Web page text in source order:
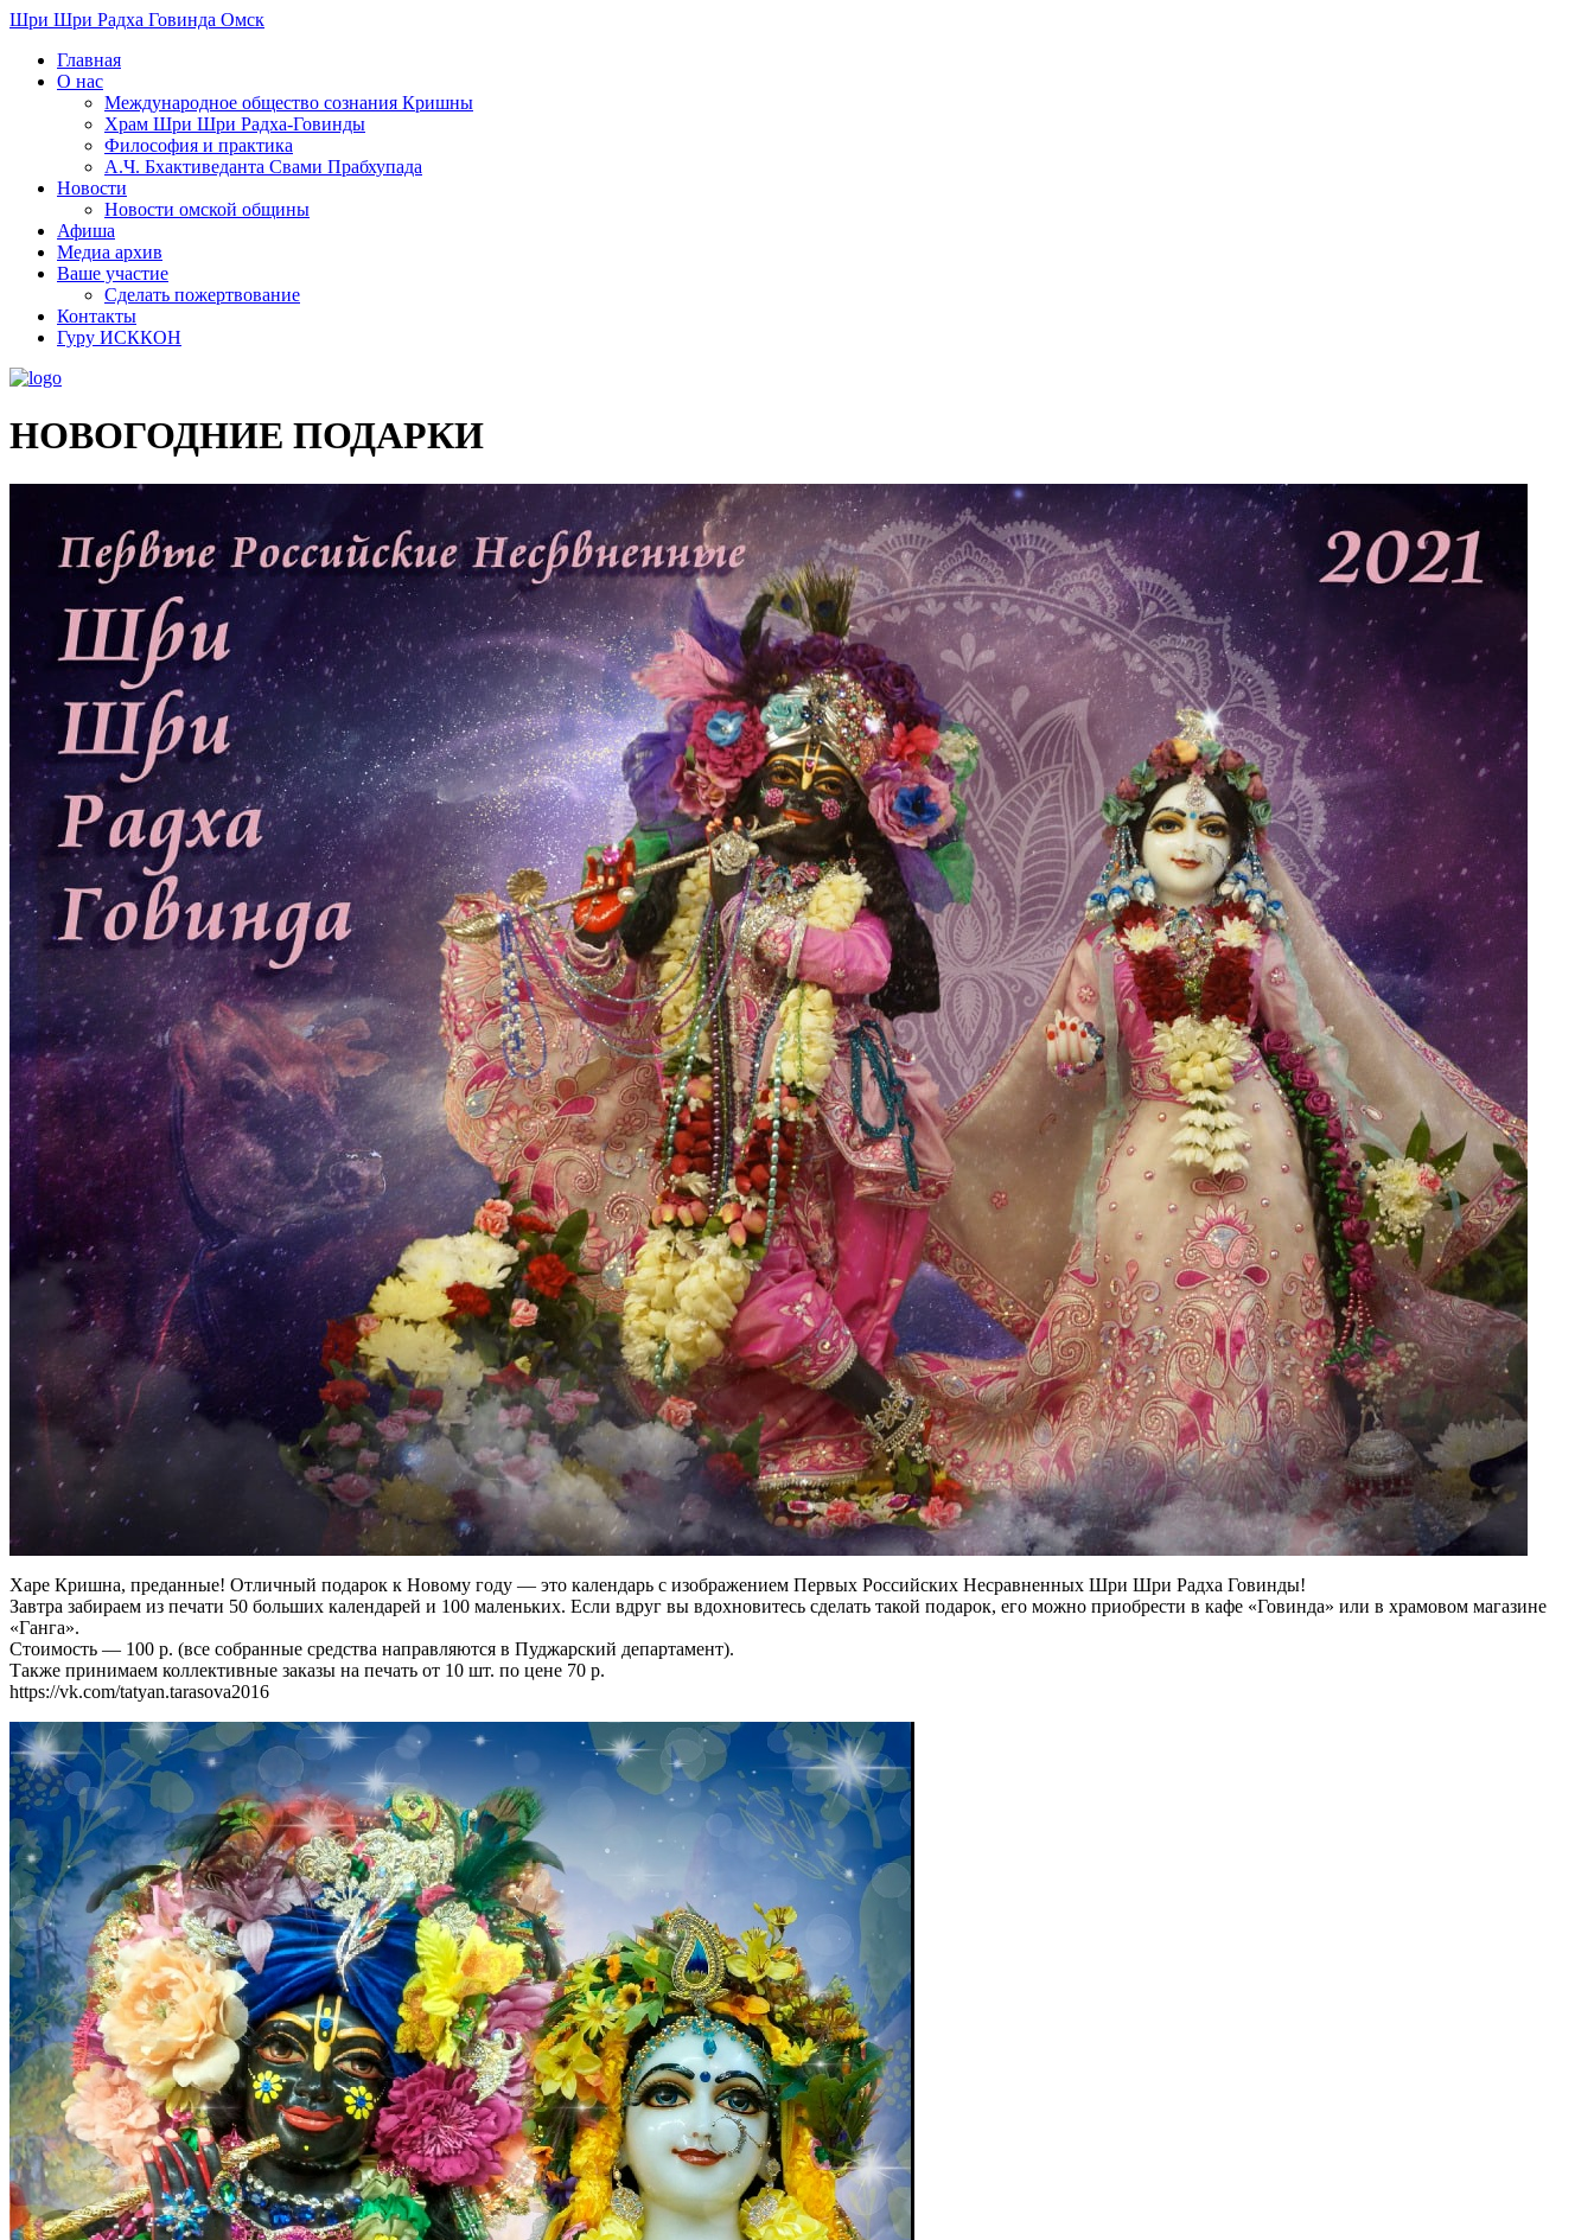
Шри Шри Радха Говинда Омск
Главная
О нас
Международное общество сознания Кришны
​Храм Шри Шри Радха-Говинды
Философия и практика
А.Ч. Бхактиведанта Свами Прабхупада
Новости
Новости омской общины
Афиша
Медиа архив
Ваше участие
Сделать пожертвование
Контакты
Гуру ИСККОН
НОВОГОДНИЕ ПОДАРКИ
Харе Кришна, преданные! Отличный подарок к Новому году — это календарь с изображением Первых Российских Несравненных Шри Шри Радха Говинды!
Завтра забираем из печати 50 больших календарей и 100 маленьких. Если вдруг вы вдохновитесь сделать такой подарок, его можно приобрести в кафе «Говинда» или в храмовом магазине
«Ганга».
Стоимость — 100 р. (все собранные средства направляются в Пуджарский департамент).
Также принимаем коллективные заказы на печать от 10 шт. по цене 70 р.
https://vk.com/tatyan.tarasova2016